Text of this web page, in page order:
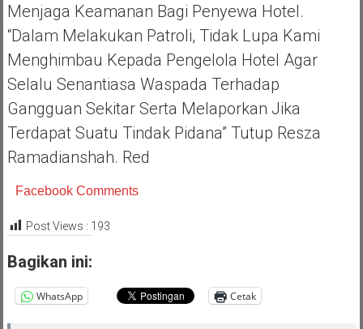
Menjaga Keamanan Bagi Penyewa Hotel.
“Dalam Melakukan Patroli, Tidak Lupa Kami
Menghimbau Kepada Pengelola Hotel Agar
Selalu Senantiasa Waspada Terhadap
Gangguan Sekitar Serta Melaporkan Jika
Terdapat Suatu Tindak Pidana” Tutup Resza
Ramadianshah. Red
Facebook Comments
Post Views : 193
Bagikan ini:
WhatsApp Cetak